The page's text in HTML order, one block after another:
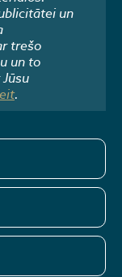
un
trešo
un to
.